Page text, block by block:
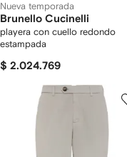
Nueva temporada
Brunello Cucinelli
playera con cuello redondo
estampada
$ 2.024.769